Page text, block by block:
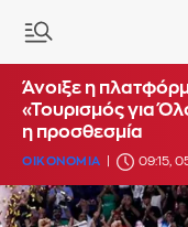
Άνοιξε η
«Τουρισμός για
η προσθεσμία
ΟΙΚΟΝΟΜΙΑ 09:15,